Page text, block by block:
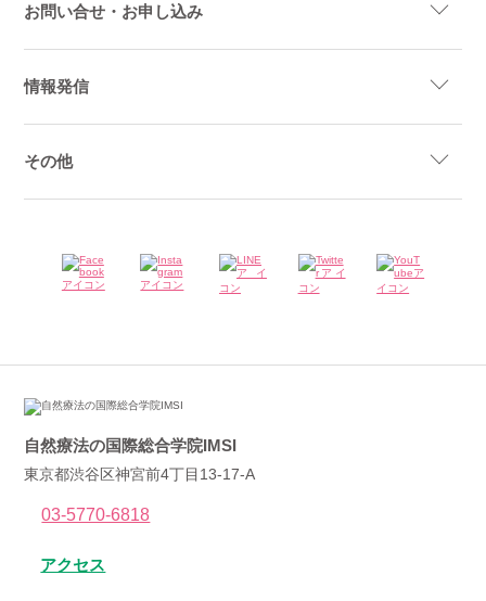
お問い合せ・お申し込み
情報発信
その他
自然療法の国際総合学院IMSI
東京都渋谷区神宮前4丁目13-17-A
03-5770-6818
アクセス